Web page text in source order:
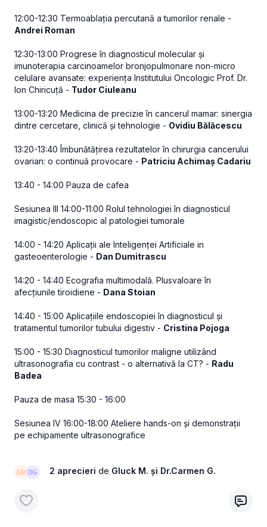
12:00-12:30 Termoablația percutană a tumorilor renale -
Andrei Roman
12:30-13:00 Progrese în diagnosticul molecular și
imunoterapia carcinoamelor bronjopulmonare non-micro
celulare avansate: experiența Institutului Oncologic Prof. Dr.
Ion Chiricuță - Tudor Ciuleanu
13:00-13:20 Medicina de precizie în cancerul mamar: sinergia
dintre cercetare, clinică și tehnologie - Ovidiu Bălăcescu
13:20-13:40 Îmbunătățirea rezultatelor în chirurgia cancerului
ovarian: o continuă provocare - Patriciu Achimaș Cadariu
13:40 - 14:00 Pauza de cafea
Sesiunea III 14:00-11:00 Rolul tehnologiei în diagnosticul
imagistic/endoscopic al patologiei tumorale
14:00 - 14:20 Aplicații ale Inteligenței Artificiale in
gasteoenterologie - Dan Dumitrascu
14:20 - 14:40 Ecografia multimodală. Plusvaloare în
afecțiunile tiroidiene - Dana Stoian
14:40 - 15:00 Aplicațiile endoscopiei în diagnosticul și
tratamentul tumorilor tubului digestiv - Cristina Pojoga
15:00 - 15:30 Diagnosticul tumorilor maligne utilizând
ultrasonografia cu contrast - o alternativă la CT? - Radu
Badea
Pauza de masa 15:30 - 16:00
Sesiunea IV 16:00-18:00 Ateliere hands-on și demonstrații
pe echipamente ultrasonografice
2 aprecieri de Gluck M. și Dr.Carmen G.